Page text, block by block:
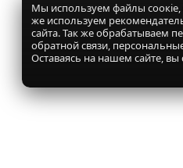
Мы используем файлы соокіе,
же используем
сайта. Так же обрабатываем
обратной связи,
Оставаясь на нашем сайте, вы